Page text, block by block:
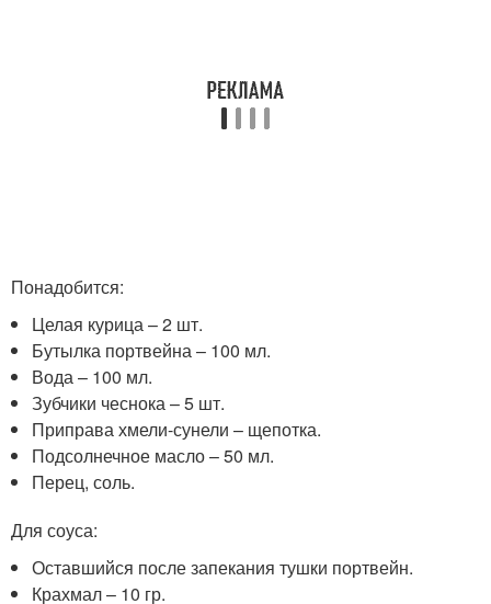
Понадобится:
Целая курица – 2 шт.
Бутылка портвейна – 100 мл.
Вода – 100 мл.
Зубчики чеснока – 5 шт.
Приправа хмели-сунели – щепотка.
Подсолнечное масло – 50 мл.
Перец, соль.
Для соуса:
Оставшийся после запекания тушки портвейн.
Крахмал – 10 гр.